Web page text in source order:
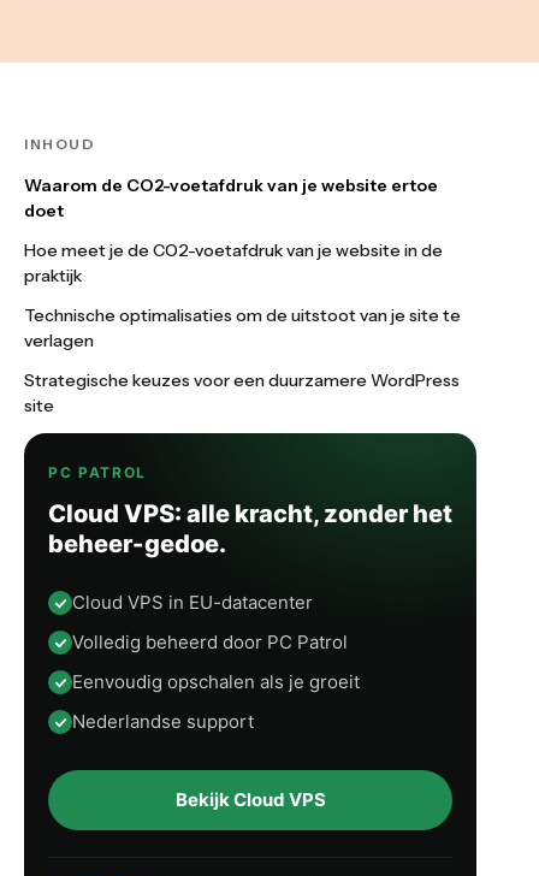
INHOUD
Waarom de CO2-voetafdruk van je website ertoe
doet
Hoe meet je de CO2-voetafdruk van je website in de
praktijk
Technische optimalisaties om de uitstoot van je site te
verlagen
Strategische keuzes voor een duurzamere WordPress
site
PC PATROL
Cloud VPS: alle kracht, zonder het
beheer-gedoe.
Cloud VPS in EU-datacenter
Volledig beheerd door PC Patrol
Eenvoudig opschalen als je groeit
Nederlandse support
Bekijk Cloud VPS